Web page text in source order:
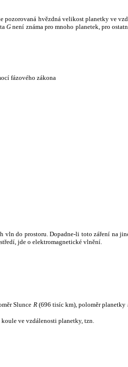
hvězdná velikost planetky ve
G není známa pro mnoho planetek, pro
fázového zákona
do prostoru. Dopadne-li toto záření na
jde o elektromagnetické vlnění.
Slunce R(696 tisíc km), poloměr planetky
ve vzdálenosti planetky, tzn.